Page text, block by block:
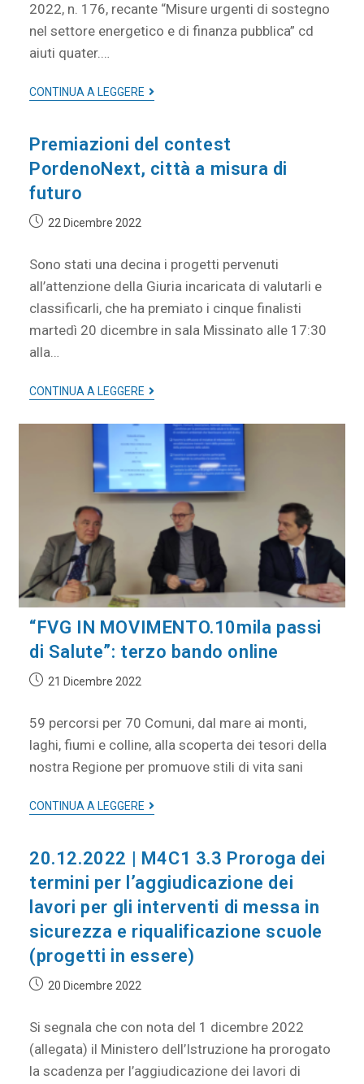
2022, n. 176, recante “Misure urgenti di sostegno
nel settore energetico e di finanza pubblica” cd
aiuti quater.…
CONTINUA A LEGGERE
Premiazioni del contest
PordenoNext, città a misura di
futuro
22 Dicembre 2022
Sono stati una decina i progetti pervenuti
all’attenzione della Giuria incaricata di valutarli e
classificarli, che ha premiato i cinque finalisti
martedì 20 dicembre in sala Missinato alle 17:30
alla…
CONTINUA A LEGGERE
“FVG IN MOVIMENTO.10mila passi
di Salute”: terzo bando online
21 Dicembre 2022
59 percorsi per 70 Comuni, dal mare ai monti,
laghi, fiumi e colline, alla scoperta dei tesori della
nostra Regione per promuove stili di vita sani
CONTINUA A LEGGERE
20.12.2022 | M4C1 3.3 Proroga dei
termini per l’aggiudicazione dei
lavori per gli interventi di messa in
sicurezza e riqualificazione scuole
(progetti in essere)
20 Dicembre 2022
Si segnala che con nota del 1 dicembre 2022
(allegata) il Ministero dell’Istruzione ha prorogato
la scadenza per l’aggiudicazione dei lavori di